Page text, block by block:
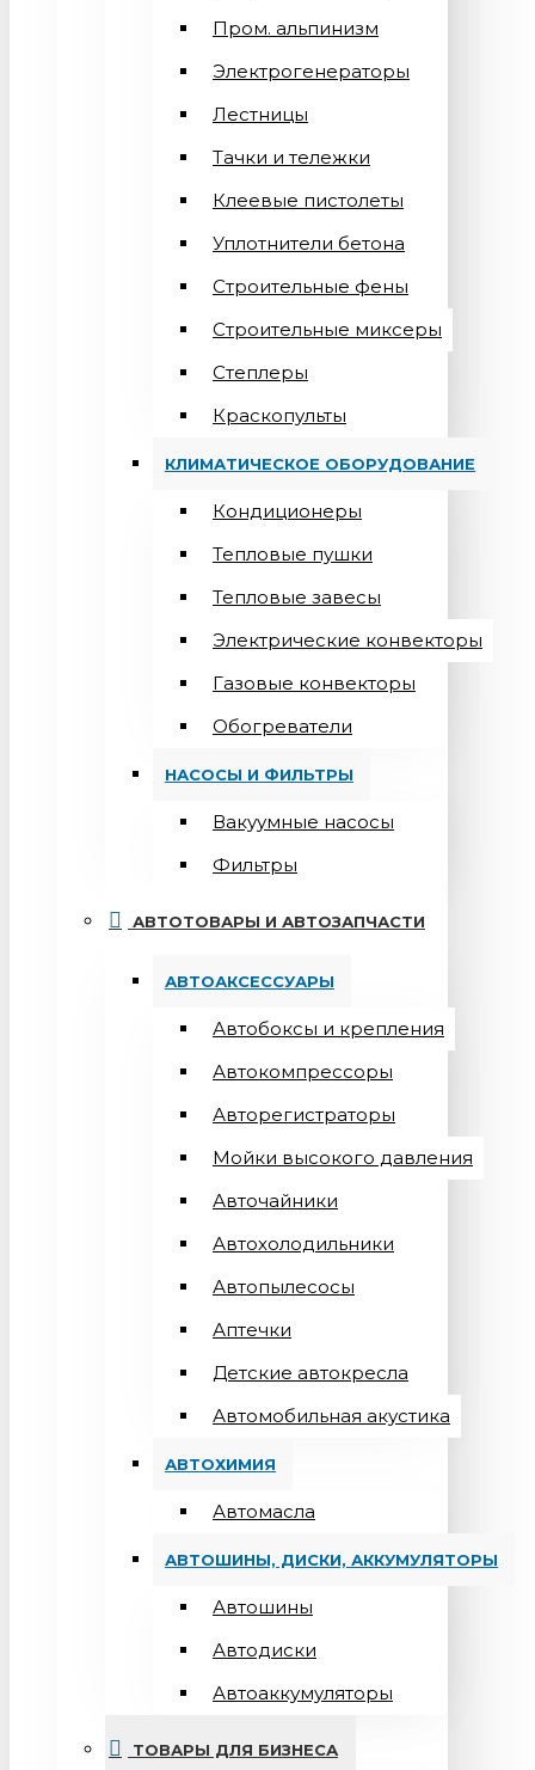
Пром. альпинизм
Электрогенераторы
Лестницы
Тачки и тележки
Клеевые пистолеты
Уплотнители бетона
Строительные фены
Строительные миксеры
Степлеры
Краскопульты
КЛИМАТИЧЕСКОЕ ОБОРУДОВАНИЕ
Кондиционеры
Teпловые пушки
Тепловые завесы
Электрические конвекторы
Газовые конвекторы
Обогреватели
НАСОСЫ И ФИЛЬТРЫ
Вакуумные насосы
Фильтры
АВТОТОВАРЫ И АВТОЗАПЧАСТИ
АВТОАКСЕССУАРЫ
Автобоксы и крепления
Автокомпрессоры
Авторегистраторы
Мойки высокого давления
Авточайники
Автохолодильники
Автопылесосы
Аптечки
Детские автокресла
Автомобильная акустика
АВТОХИМИЯ
Автомасла
АВТОШИНЫ, ДИСКИ, АККУМУЛЯТОРЫ
Автошины
Автодиски
Автоаккумуляторы
ТОВАРЫ ДЛЯ БИЗНЕСА